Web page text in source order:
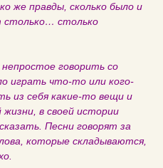
же правды, сколько было и
столько… столько
говорить со
играть что-то или кого-
из себя какие-то вещи и
жизни, в своей истории
Песни говорят за
которые складываются,